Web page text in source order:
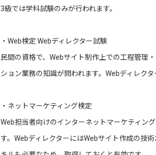
3級では学科試験のみが行われます。
・Web検定 Webディレクター試験
民間の資格で、Webサイト制作上での工程管理
ション業務の知識が問われます。Webディレク
・ネットマーケティング検定
Web担当者向けのインターネットマーケティン
す。WebディレクターにはWebサイト作成の技